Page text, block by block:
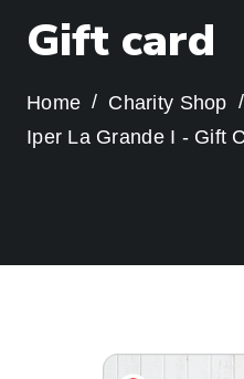
Gift card
Home Charity Shop
Iper La Grande I - Gift